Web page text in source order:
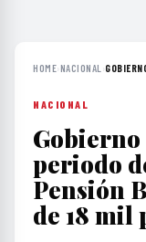
HOME›NACIONAL ›
NACIONAL
periodo
Pensión
de 18 mil